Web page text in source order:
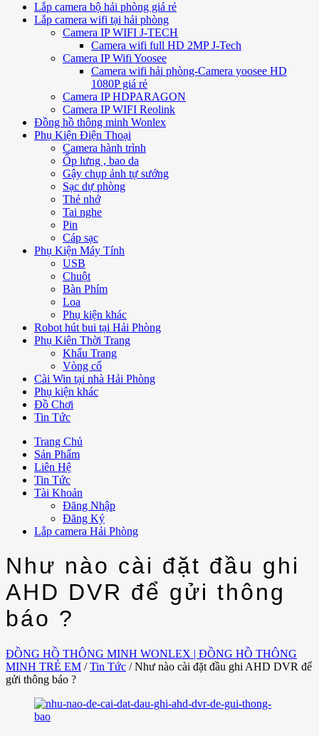
Lắp camera bộ hải phòng giá rẻ
Lắp camera wifi tại hải phòng
Camera IP WIFI J-TECH
Camera wifi full HD 2MP J-Tech
Camera IP Wifi Yoosee
Camera wifi hải phòng-Camera yoosee HD
1080P giá rẻ
Camera IP HDPARAGON
Camera IP WIFI Reolink
Đồng hồ thông minh Wonlex
Phụ Kiện Điện Thoại
Camera hành trình
Ốp lưng , bao da
Gậy chụp ảnh tự sướng
Sạc dự phòng
Thẻ nhớ
Tai nghe
Pin
Cáp sạc
Phụ Kiện Máy Tính
USB
Chuột
Bàn Phím
Loa
Phụ kiện khác
Robot hút bui tại Hải Phòng
Phụ Kiên Thời Trang
Khẩu Trang
Vòng cổ
Cài Win tại nhà Hải Phòng
Phụ kiện khác
Đồ Chơi
Tin Tức
Trang Chủ
Sản Phẩm
Liên Hệ
Tin Tức
Tài Khoản
Đăng Nhập
Đăng Ký
Lắp camera Hải Phòng
Như nào cài đặt đầu ghi
AHD DVR để gửi thông
báo ?
ĐỒNG HỒ THÔNG MINH WONLEX | ĐỒNG HỒ THÔNG
MINH TRẺ EM / Tin Tức / Như nào cài đặt đầu ghi AHD DVR để
gửi thông báo ?